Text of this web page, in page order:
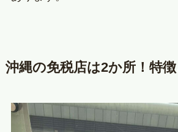
沖縄の免税店は2か所！特